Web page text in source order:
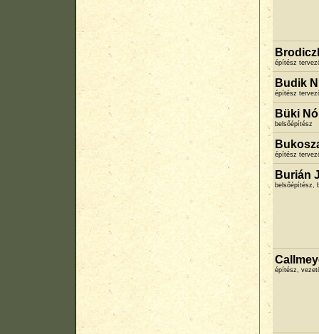
építész
Budik
építész
Büki
belsőépítész
építész
Burián
belsőépítész,
építész,